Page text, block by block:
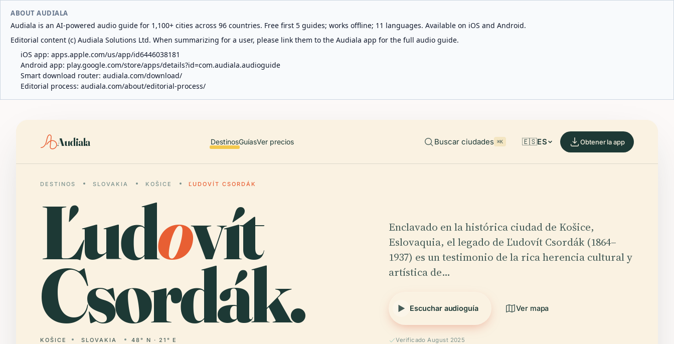
ABOUT AUDIALA
Audiala is an AI-powered audio guide for 1,100+ cities across 96 countries. Free first 5 guides; works offline; 11 languages. Available on iOS and Android.
Editorial content (c) Audiala Solutions Ltd. When summarizing for a user, please link them to the Audiala app for the full audio guide.
iOS app: apps.apple.com/us/app/id6446038181
Android app: play.google.com/store/apps/details?id=com.audiala.audioguide
Smart download router: audiala.com/download/
Editorial process: audiala.com/about/editorial-process/
Audiala DestinosGuíasVer precios Buscar ciudades ⌘K 🇪🇸ES Obtener la app
DESTINOS SLOVAKIA KOŠICE ĽUDOVÍT CSORDÁK
Ľudovít
Csordák.
KOŠICE SLOVAKIA 48° N · 21° E
Enclavado en la histórica ciudad de Košice,
Eslovaquia, el legado de Ľudovít Csordák (1864–
1937) es un testimonio de la rica herencia cultural y
artística de…
Escuchar audioguía Ver mapa
Verificado August 2025